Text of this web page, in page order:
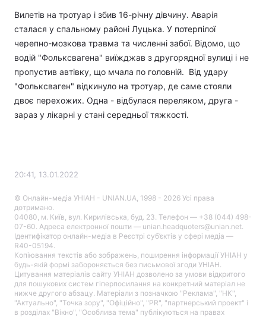
Вилетів на тротуар і збив 16-річну дівчину. Аварія
сталася у спальному районі Луцька. У потерпілої
черепно-мозкова травма та численні забої. Відомо, що
водій "Фольксвагена" виїжджав з другорядної вулиці і не
пропустив автівку, що мчала по головній. Від удару
"Фольксваген" відкинуло на тротуар, де саме стояли
двоє перехожих. Одна - відбулася переляком, друга -
зараз у лікарні у стані середньої тяжкості.
20:41, 13.01.2022
© Онлайн-медіа УНІАН - UNIAN.UA, 1998 - 2026 Усі права
дотримано.
04080, м. Київ, вул. Кирилівська, буд. 23. Телефон — +38 (044) 498-
07-60. Адреса електронної пошти — unian.headquoters@unian.net.
Ідентифікатор онлайн-медіа в Реєстрі суб’єктів у сфері медіа —
R40-05194.
Копіювання текстів або зображень, поширення інформації УНІАН у
будь-якій формі забороняється без письмової згоди УНІАН.
Цитування матеріалів сайту УНІАН дозволено за умови відкритого
для пошукових систем гіперпосилання на конкретний матеріал не
нижче другого абзацу. Матеріали з позначкою "Реклама", "НК",
"Актуально", "Точка зору", "Офіційно", "PR", "партнерський проект" і
в розділах "Вікно", "Особлива тема" публікуються на правах